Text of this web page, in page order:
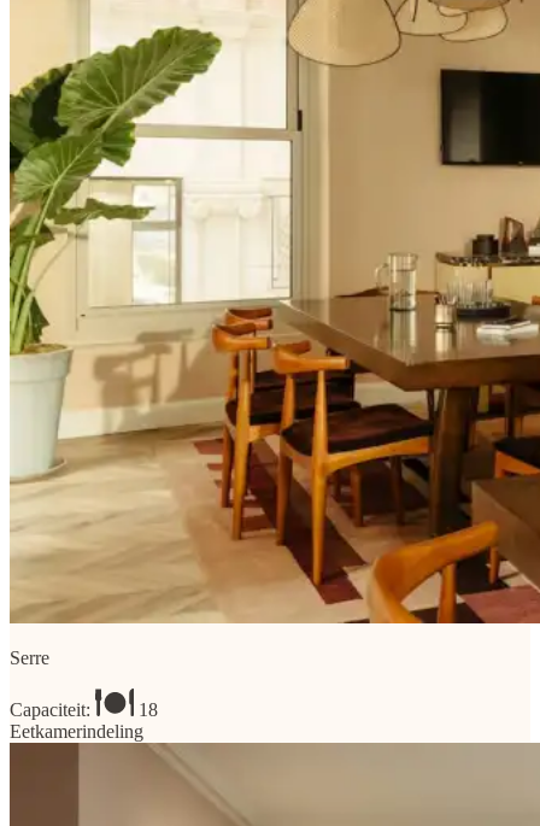
Serre
Capaciteit:
18
Eetkamerindeling